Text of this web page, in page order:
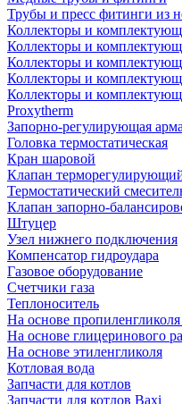
Трубы и пресс фитинги из
Коллекторы и
Коллекторы и
Коллекторы и
Коллекторы и
Коллекторы и
Proxytherm
Запорно-регулирующая
Головка термостатическая
Кран шаровой
Клапан
Термостатический
Клапан запорно-
Штуцер
Узел нижнего подключения
Компенсатор гидроудара
Газовое оборудование
Счетчики газа
Теплоноситель
На основе
На основе глицеринового
На основе этиленгликоля
Котловая вода
Запчасти для котлов
Запчасти для котлов Baxi